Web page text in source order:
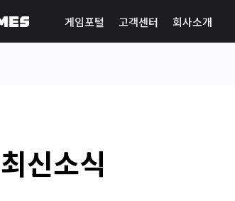
게임포털 고객센터 회사소개
최신소식